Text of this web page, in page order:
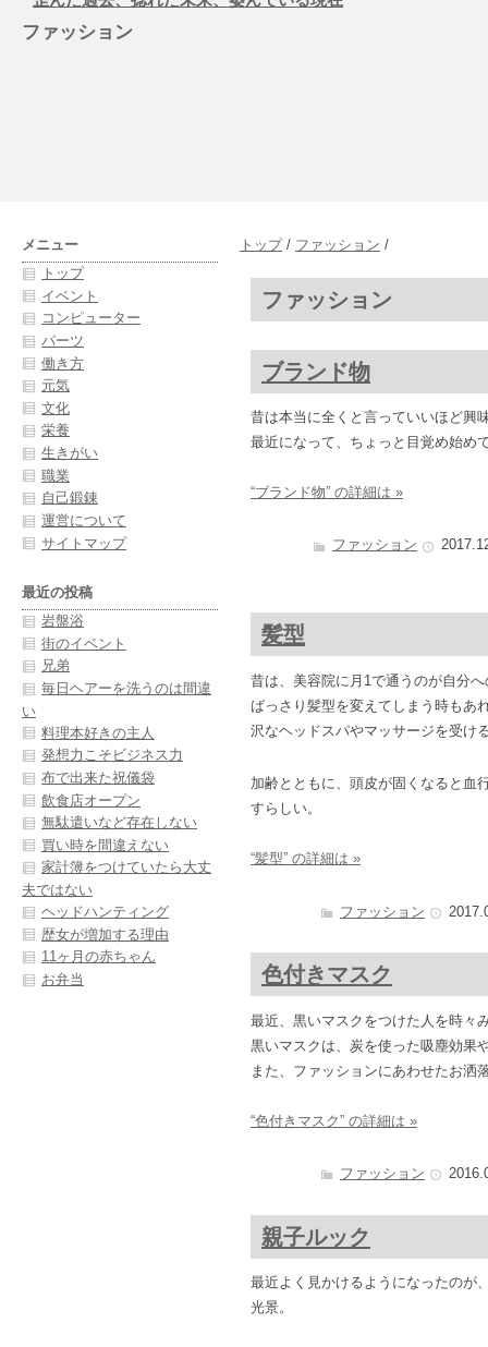
ファッション
トップ/ ファッション /
ファッション
ブランド物
昔は本当に全くと言っていいほど興
最近になって、ちょっと目覚め始め
“ブランド物” の詳細は »
ファッション
髪型
昔は、美容院に月1で通うのが自分
ばっさり髪型を変えてしまう時もあ
沢なヘッドスパやマッサージを受け
加齢とともに、頭皮が固くなると血
すらしい。
“髪型” の詳細は »
ファッション
色付きマスク
最近、黒いマスクをつけた人を時々
黒いマスクは、炭を使った吸塵効果
また、ファッションにあわせたお洒
“色付きマスク” の詳細は »
ファッション
親子ルック
最近よく見かけるようになったのが
光景。
メニュー
トップ
イベント
コンピューター
パーツ
働き方
元気
文化
栄養
生きがい
職業
自己鍛錬
運営について
サイトマップ
最近の投稿
岩盤浴
街のイベント
兄弟
毎日ヘアーを洗うのは間違
い
料理本好きの主人
発想力こそビジネス力
布で出来た祝儀袋
飲食店オープン
無駄遣いなど存在しない
買い時を間違えない
家計簿をつけていたら大丈
夫ではない
ヘッドハンティング
歴女が増加する理由
11ヶ月の赤ちゃん
お弁当